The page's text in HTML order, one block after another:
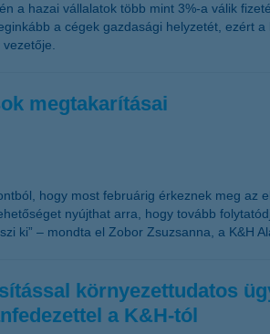
a hazai vállalatok több mint 3%-a válik
a cégek gazdasági helyzetét,
megtakarításai
hogy most februárig érkeznek meg
nyújthat arra, hogy tovább
ki” – mondta el Zobor Zsuzsanna, a K&H
környezettudatos
a K&H-tól